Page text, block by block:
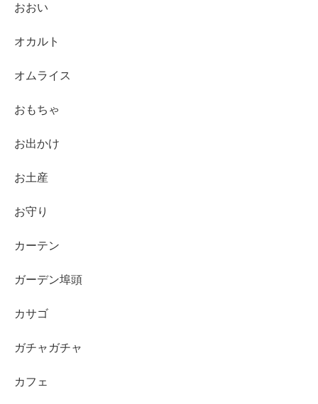
おおい
オカルト
オムライス
おもちゃ
お出かけ
お土産
お守り
カーテン
ガーデン埠頭
カサゴ
ガチャガチャ
カフェ